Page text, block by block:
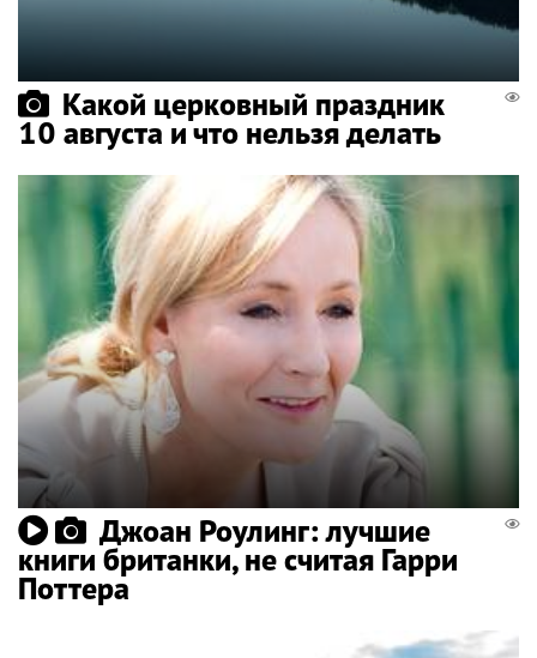
Какой церковный праздник
10 августа и что нельзя делать
Джоан Роулинг: лучшие
книги британки, не считая Гарри
Поттера